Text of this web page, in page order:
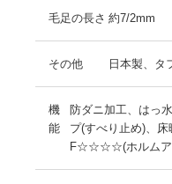
毛足の長さ 約7/2mm
その他 日本製、タ
機
能
防ダニ加工、はっ
プ(すべり止め)、床
F☆☆☆☆(ホルムア